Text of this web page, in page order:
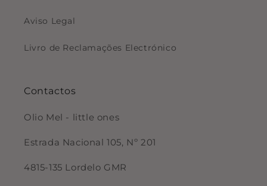
Aviso Legal
Livro de Reclamações Electrónico
Contactos
Olio Mel - little ones
Estrada Nacional 105, Nº 201
4815-135 Lordelo GMR